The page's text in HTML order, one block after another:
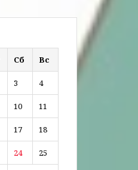
Сб Вс
3 4
10 11
17 18
24 25